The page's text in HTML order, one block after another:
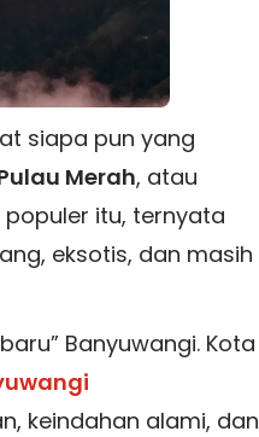
siapa pun yang
Merah, atau
itu, ternyata
eksotis, dan masih
Banyuwangi. Kota
keindahan alami, dan